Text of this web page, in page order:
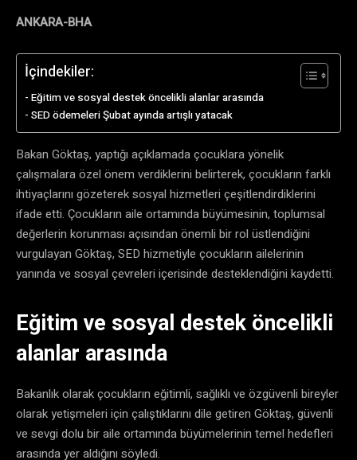
ANKARA-BHA
İçindekiler:
Eğitim ve sosyal destek öncelikli alanlar arasında
SED ödemeleri Şubat ayında artışlı yatacak
Bakan Göktaş, yaptığı açıklamada çocuklara yönelik
çalışmalara özel önem verdiklerini belirterek, çocukların farklı
ihtiyaçlarını gözeterek sosyal hizmetleri çeşitlendirdiklerini
ifade etti. Çocukların aile ortamında büyümesinin, toplumsal
değerlerin korunması açısından önemli bir rol üstlendiğini
vurgulayan Göktaş, SED hizmetiyle çocukların ailelerinin
yanında ve sosyal çevreleri içerisinde desteklendiğini kaydetti.
Eğitim ve sosyal destek öncelikli
alanlar arasında
Bakanlık olarak çocukların eğitimli, sağlıklı ve özgüvenli bireyler
olarak yetişmeleri için çalıştıklarını dile getiren Göktaş, güvenli
ve sevgi dolu bir aile ortamında büyümelerinin temel hedefleri
arasında yer aldığını söyledi.